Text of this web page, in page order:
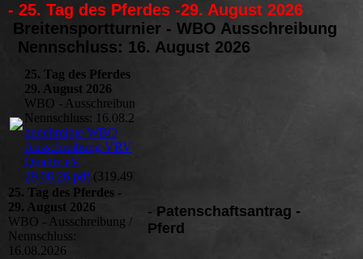
- 25. Tag des Pferdes -29. August 2026
Breitensportturnier - WBO Ausschreibung
Nennschluss: 16. August 2026
25. Tag des Pferdes -
29. August 2026
WBO - Ausschreibung /
Nennschluss: 16.08.2026
genehmigte WBO
Ausschreibung VRV
Quatitz eV
29.08.26.pdf(319.49KB)
25. Tag des Pferdes -
29. August 2026
WBO - Ausschreibung /
Nennschluss:
16.08.2026
- Patenschaftsantrag -
Pferd